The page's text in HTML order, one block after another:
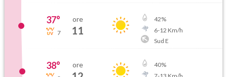
37°
7
ore
11
42%
6-12 Km/h
Sud E
38° ore 40%